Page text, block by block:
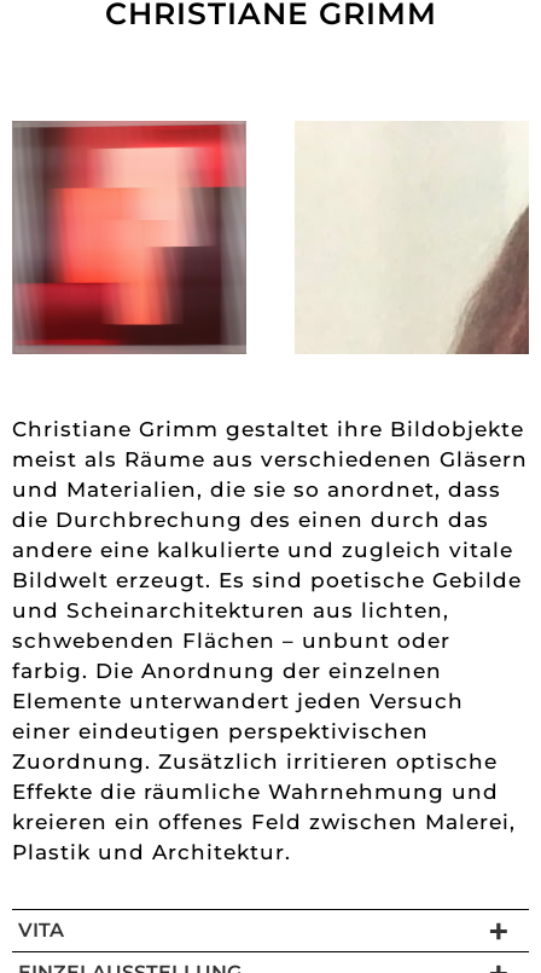
CHRISTIANE GRIMM
Christiane Grimm gestaltet ihre Bildobjekte
meist als Räume aus verschiedenen Gläsern
und Materialien, die sie so anordnet, dass
die Durchbrechung des einen durch das
andere eine kalkulierte und zugleich vitale
Bildwelt erzeugt. Es sind poetische Gebilde
und Scheinarchitekturen aus lichten,
schwebenden Flächen – unbunt oder
farbig. Die Anordnung der einzelnen
Elemente unterwandert jeden Versuch
einer eindeutigen perspektivischen
Zuordnung. Zusätzlich irritieren optische
Effekte die räumliche Wahrnehmung und
kreieren ein offenes Feld zwischen Malerei,
Plastik und Architektur.
VITA